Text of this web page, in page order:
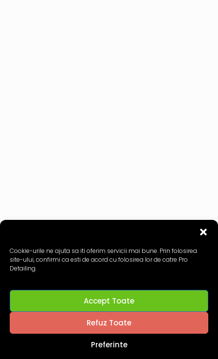
Cookie-urile ne ajuta sa iti oferim servicii mai bune. Prin folosirea
site-ului, confirmi ca esti de acord cu folosirea lor de catre Pro
Detailing.
Accept Toate
Refuz Toate
Preferinte